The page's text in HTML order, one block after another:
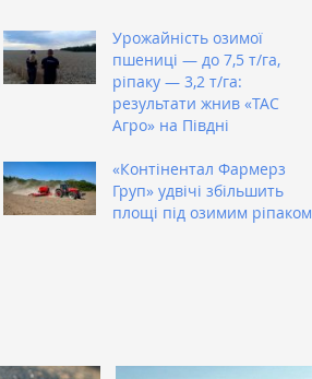
Урожайність озимої
пшениці — до 7,5 т/га,
ріпаку — 3,2 т/га:
результати жнив «ТАС
Агро» на Півдні
«Контінентал Фармерз
Груп» удвічі збільшить
площі під озимим ріпаком